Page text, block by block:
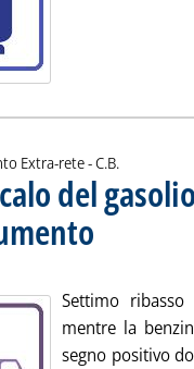
Extra-rete -di:
C.B.
del
. Sottotitolo:
. Pubblicata
Settimo ribasso
mentre la
segno positivo